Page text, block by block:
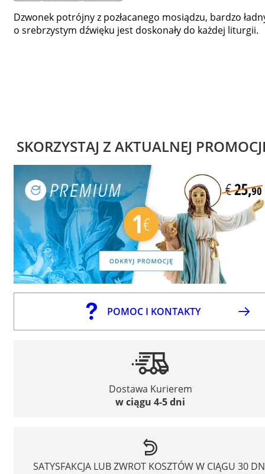
Dzwonek potrójny z pozłacanego mosiądzu, bardzo
o srebrzystym dźwięku jest doskonały do każdej liturgii.
SKORZYSTAJ Z AKTUALNEJ
POMOC I KONTAKTY
Dostawa Kurierem
w ciągu 4-5 dni
SATYSFAKCJA LUB ZWROT KOSZTÓW W CIĄGU 30